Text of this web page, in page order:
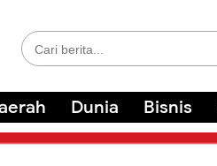
Dunia Bisnis